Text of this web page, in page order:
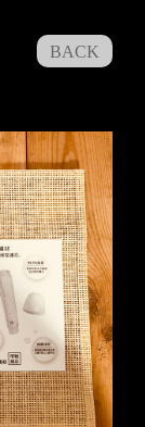
BACK